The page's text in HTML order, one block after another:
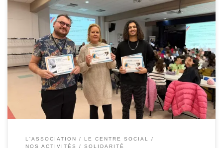
Une mobilisation remarquable pour cette première
matinée… et déjà 208 € collectés de l’Association
Audaces’s !
Et 500 € du Rotary Club de Saint-Avold !
Ce jeudi 20 novembre, à l’occasion de la Journée
internationale des droits de l’enfant
, l’ambiance
était studieuse… mais surtout joyeuse !
[…]
L'ASSOCIATION
LE CENTRE SOCIAL
NOS ACTIVITÉS
SOLIDARITÉ